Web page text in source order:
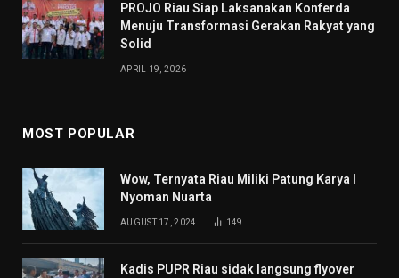
PROJO Riau Siap Laksanakan Konferda
Menuju Transformasi Gerakan Rakyat yang
Solid
APRIL 19, 2026
MOST POPULAR
Wow, Ternyata Riau Miliki Patung Karya I
Nyoman Nuarta
AUGUST 17, 2024 149
Kadis PUPR Riau sidak langsung flyover